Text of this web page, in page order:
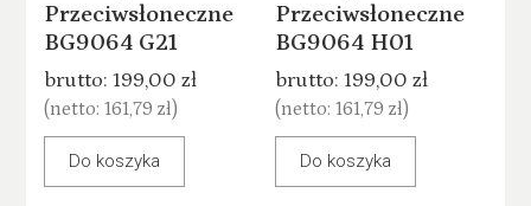
Przeciwsłoneczne
BG9064 G21
brutto:199,00 zł
(netto:161,79 zł)
Do koszyka
Przeciwsłoneczne
BG9064 H01
brutto: 199,00 zł
(netto: 161,79 zł)
Do koszyka